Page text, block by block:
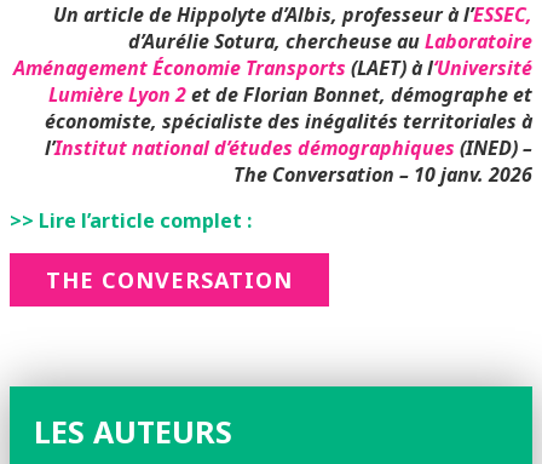
Un article deHippolyte d’Albis, professeur à l’ESSEC,
d’Aurélie Sotura, chercheuse auLaboratoire
Aménagement Économie Transports (LAET) à l‘Université
Lumière Lyon 2et de Florian Bonnet, démographe et
économiste, spécialiste des inégalités territoriales à
l’Institut national d’études démographiques (INED) –
The Conversation – 10 janv. 2026
>> Lire l’article complet :
THE CONVERSATION
LES AUTEURS